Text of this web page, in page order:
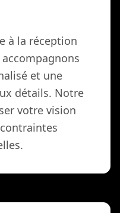
à la réception
et une
détails. Notre
votre vision